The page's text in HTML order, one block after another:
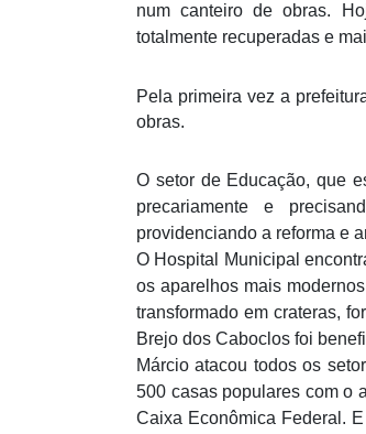
num canteiro de obras.
totalmente recuperadas e
Pela primeira vez a
obras.
O setor de Educação, que
precariamente e
providenciando a reforma e
O Hospital Municipal
os aparelhos mais
transformado em crateras,
Brejo dos Caboclos foi
Márcio atacou todos os
500 casas populares com o
Caixa Econômica Federal.